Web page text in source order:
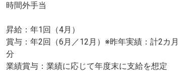
時間外手当
昇給：年1回（4月）
賞与：年2回（6月／12月）※昨年実績：計2カ月
分
業績賞与：業績に応じて年度末に支給を想定